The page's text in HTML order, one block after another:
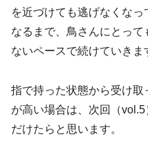
を近づけても逃げなくな
なるまで、鳥さんにとっ
ないペースで続けていきま
指で持った状態から受け
が高い場合は、次回（
だけたらと思います。